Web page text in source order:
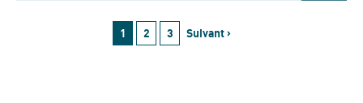
1 2 3 Suivant ›